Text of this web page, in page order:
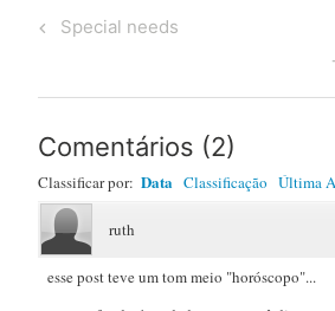
Post
Previous
Special needs
Comentários (2)
Classificar por: Data Classificação Última
ruth
esse post teve um tom meio "horóscopo"...